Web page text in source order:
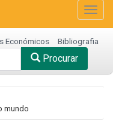
Económicos Bibliografia
Procurar
mundo